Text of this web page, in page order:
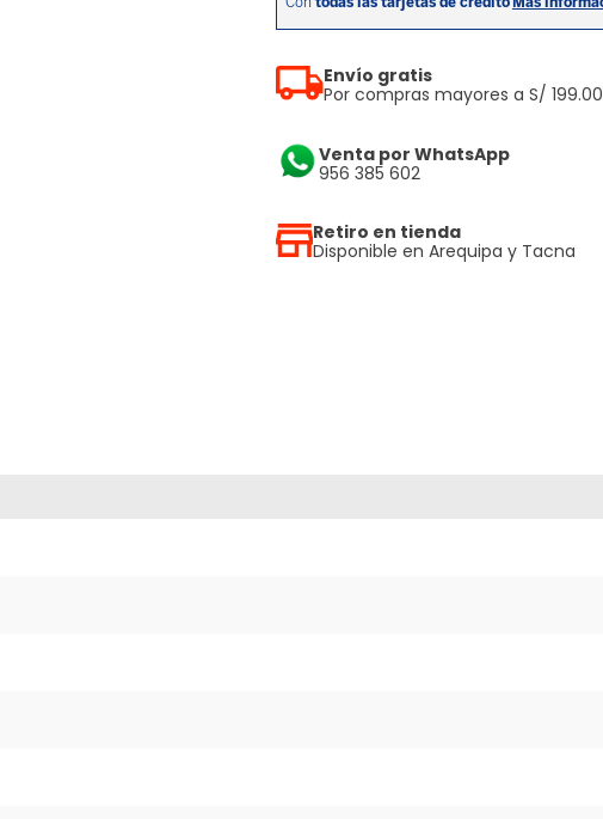
Envío gratis
Por compras mayores a S/ 199.00
Venta por WhatsApp
956 385 602
Retiro en tienda
Disponible en Arequipa y Tacna